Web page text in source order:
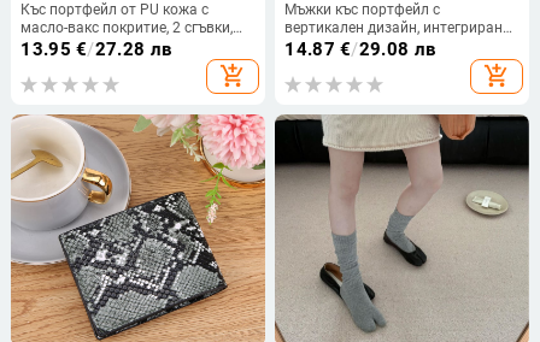
Къс портфейл от PU кожа с
масло-вакс покритие, 2 сгъвки,
европейско-американски ретро
стил, ултралек, анти-магнитен,
разширяем, множество
13.95 €/27.28 лв
add_shopping_cart
Мъжки къс портфейл с
вертикален дизайн, интегриран
картодържател за шофьорска
простота стил, разширение,
14.87 €/29.08 лв
add_shopping_cart